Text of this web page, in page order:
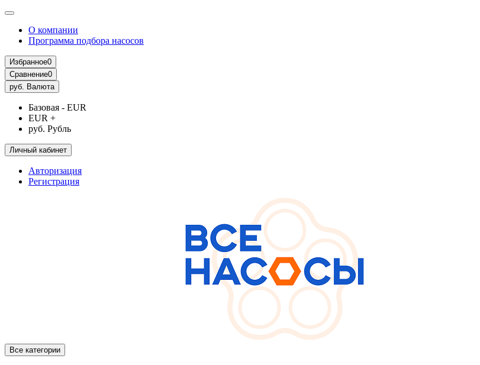
О компании
Программа подбора насосов
Избранное0
Сравнение0
руб. Валюта
Базовая - EUR
EUR +
руб. Рубль
Личный кабинет
Авторизация
Регистрация
Все категории